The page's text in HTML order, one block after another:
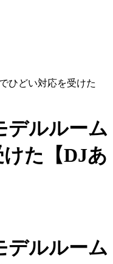
ひどい対応を受けた
デルルーム
た【DJあ
デルルーム